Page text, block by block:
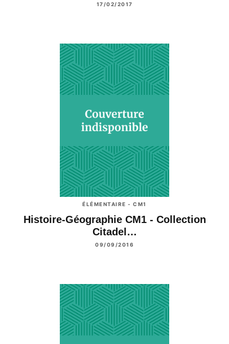
17/02/2017
ÉLÉMENTAIRE - CM1
Histoire-Géographie CM1 - Collection
Citadel…
09/09/2016